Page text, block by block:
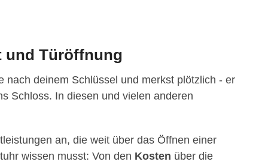
und Türöffnung
nach deinem Schlüssel und merkst plötzlich - er
Schloss. In diesen und vielen anderen
an, die weit über das Öffnen einer
wissen musst: Von den Kosten über die